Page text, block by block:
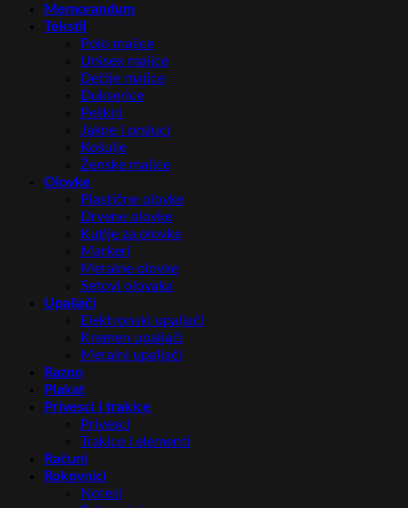
Memorandum
Tekstil
Polo majice
Unisex majice
Dečije majice
Dukserice
Peškiri
Jakne i prsluci
Košulje
Ženske majice
Olovke
Plastične olovke
Drvene olovke
Kutije za olovke
Markeri
Metalne olovke
Setovi olovaka
Upaljači
Elektronski upaljači
Kremen upaljači
Metalni upaljači
Razno
Plakat
Privesci i trakice
Privesci
Trakice i elementi
Računi
Rokovnici
Notesi